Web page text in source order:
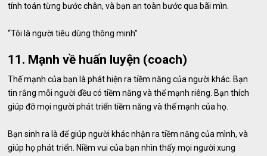
tính toán từng bước chân, và bạn an toàn bước qua bãi mìn.
“Tôi là người tiêu dùng thông minh”
11. Mạnh về huấn luyện (coach)
Thế mạnh của bạn là phát hiện ra tiềm năng của người khác. Bạn
tin rằng mỗi người đều có tiềm năng và thế mạnh riêng. Bạn thích
giúp đỡ mọi người phát triển tiềm năng và thế mạnh của họ.
Bạn sinh ra là để giúp người khác nhận ra tiềm năng của mình, và
giúp họ phát triển. Niềm vui của bạn nhìn thấy mọi người xung